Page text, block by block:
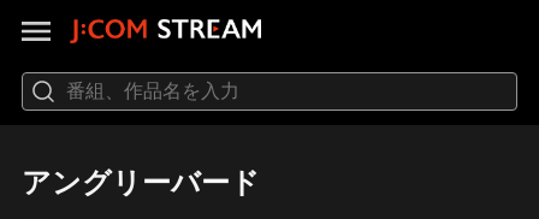
アングリーバード